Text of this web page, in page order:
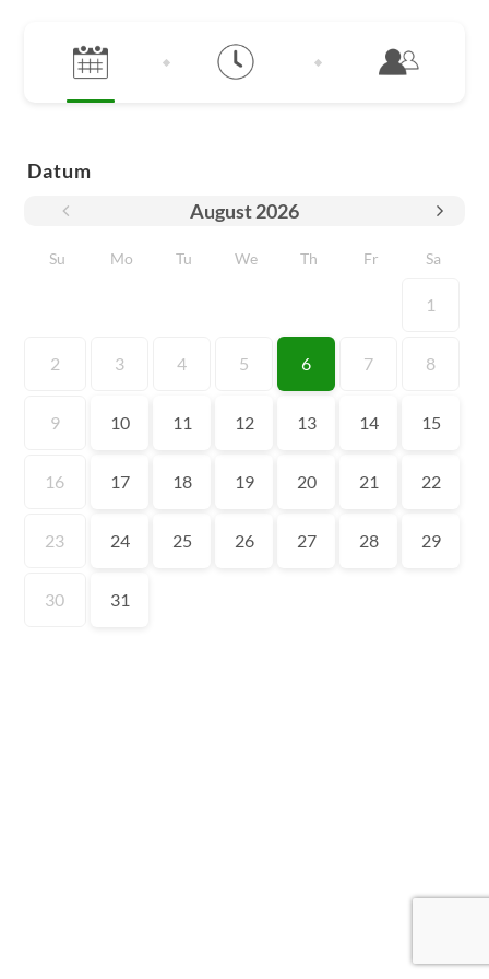
Datum
August2026
Su Mo Tu We Th Fr Sa
1
2 3 4 5 6 7 8
9 10 11 12 13 14 15
16 17 18 19 20 21 22
23 24 25 26 27 28 29
30 31